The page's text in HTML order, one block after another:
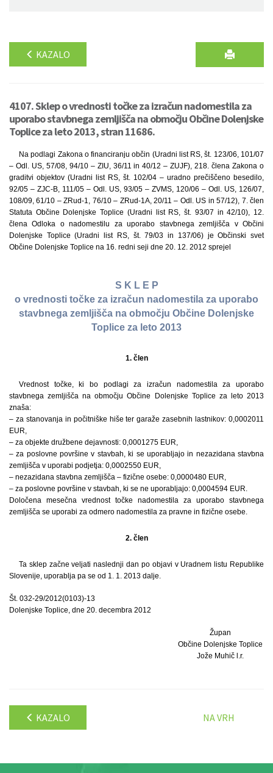
KAZALO
4107. Sklep o vrednosti točke za izračun nadomestila za
uporabo stavbnega zemljišča na območju Občine Dolenjske
Toplice za leto 2013, stran 11686.
Na podlagi Zakona o financiranju občin (Uradni list RS, št. 123/06, 101/07
– Odl. US, 57/08, 94/10 – ZIU, 36/11 in 40/12 – ZUJF), 218. člena Zakona o
graditvi objektov (Uradni list RS, št. 102/04 – uradno prečiščeno besedilo,
92/05 – ZJC-B, 111/05 – Odl. US, 93/05 – ZVMS, 120/06 – Odl. US, 126/07,
108/09, 61/10 – ZRud-1, 76/10 – ZRud-1A, 20/11 – Odl. US in 57/12), 7. člen
Statuta Občine Dolenjske Toplice (Uradni list RS, št. 93/07 in 42/10), 12.
člena Odloka o nadomestilu za uporabo stavbnega zemljišča v Občini
Dolenjske Toplice (Uradni list RS, št. 79/03 in 137/06) je Občinski svet
Občine Dolenjske Toplice na 16. redni seji dne 20. 12. 2012 sprejel
S K L E P
o vrednosti točke za izračun nadomestila za uporabo
stavbnega zemljišča na območju Občine Dolenjske
Toplice za leto 2013
1. člen
Vrednost točke, ki bo podlagi za izračun nadomestila za uporabo
stavbnega zemljišča na območju Občine Dolenjske Toplice za leto 2013
znaša:
– za stanovanja in počitniške hiše ter garaže zasebnih lastnikov: 0,0002011
EUR,
– za objekte družbene dejavnosti: 0,0001275 EUR,
– za poslovne površine v stavbah, ki se uporabljajo in nezazidana stavbna
zemljišča v uporabi podjetja: 0,0002550 EUR,
– nezazidana stavbna zemljišča – fizične osebe: 0,0000480 EUR,
– za poslovne površine v stavbah, ki se ne uporabljajo: 0,0004594 EUR.
Določena mesečna vrednost točke nadomestila za uporabo stavbnega
zemljišča se uporabi za odmero nadomestila za pravne in fizične osebe.
2. člen
Ta sklep začne veljati naslednji dan po objavi v Uradnem listu Republike
Slovenije, uporablja pa se od 1. 1. 2013 dalje.
Št. 032-29/2012(0103)-13
Dolenjske Toplice, dne 20. decembra 2012
Župan
Občine Dolenjske Toplice
Jože Muhič l.r.
KAZALO NA VRH